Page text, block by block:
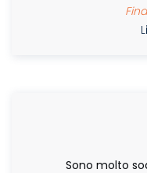
Sono molto